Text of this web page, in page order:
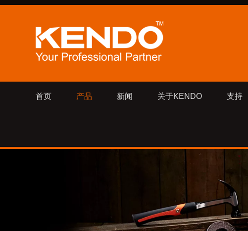
首页 产品 新闻 关于KENDO 支持